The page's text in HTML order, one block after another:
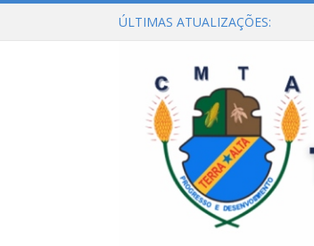
ÚLTIMAS ATUALIZAÇÕES: